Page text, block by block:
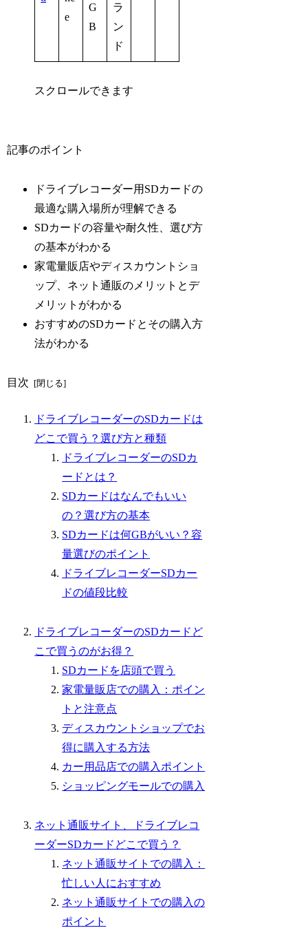
e
G
B
ラ
ン
ド
スクロールできます
記事のポイント
ドライブレコーダー用SDカードの
最適な購入場所が理解できる
SDカードの容量や耐久性、選び方
の基本がわかる
家電量販店やディスカウントショ
ップ、ネット通販のメリットとデ
メリットがわかる
おすすめのSDカードとその購入方
法がわかる
目次
ドライブレコーダーのSDカードは
どこで買う？選び方と種類
ドライブレコーダーのSDカ
ードとは？
SDカードはなんでもいい
の？選び方の基本
SDカードは何GBがいい？容
量選びのポイント
ドライブレコーダーSDカー
ドの値段比較
ドライブレコーダーのSDカードど
こで買うのがお得？
SDカードを店頭で買う
家電量販店での購入：ポイン
トと注意点
ディスカウントショップでお
得に購入する方法
カー用品店での購入ポイント
ショッピングモールでの購入
ネット通販サイト、ドライブレコ
ーダーSDカードどこで買う？
ネット通販サイトでの購入：
忙しい人におすすめ
ネット通販サイトでの購入の
ポイント